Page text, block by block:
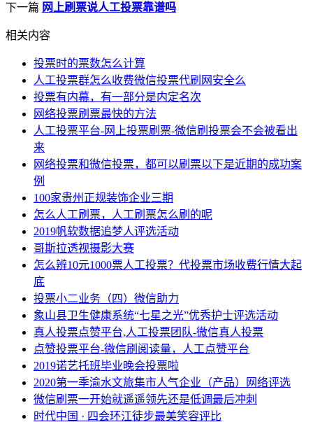
下一篇 网上刷票说人工投票靠谱吗
相关内容
投票时的票数怎么计算
人工投票群怎么收费微信投票代刷网安全么
​投票有内幕，有一部分是内定名次
网络投票刷票最快的方法
人工投票平台-网上投票刷票-微信刷投票会不会被看出
来
网络投票和微信投票，都可以刷票以下是近期的成功案
例
100家贵州正规装饰企业三期
怎么人工刷票，人工刷票怎么刷的呢
2019帆软数据追梦人评选活动
哥斯拉透视摄影大赛
怎么辨10元1000票人工投票？代投票市场收费行情大起
底
投票小二业务（四）微信助力
象山县卫生健康系统“七星之光”优秀护士评选活动
真人投票点赞平台,人工投票团队-微信真人投票
点赞投票平台-微信刷阅读量，人工点赞平台
2019诺艺托班毕业晚会投票啦
2020第一季渝水文旅集市人气企业（产品）网络评选
微信刷票一开始就遥遥领先还是低调最后冲刺
时代中国 · 四会环江徒步最美笑容评比